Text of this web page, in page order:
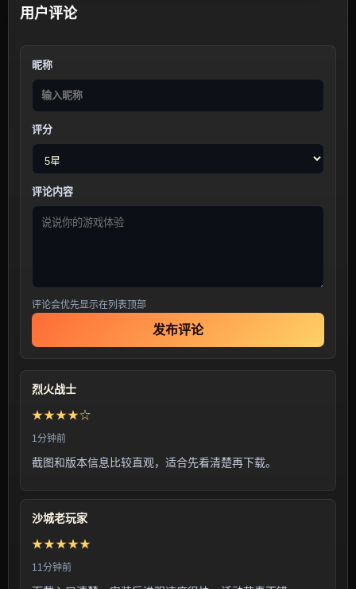
用户评论
昵称
评分
评论内容
评论会优先显示在列表顶部
发布评论
烈火战士
★★★★☆
1分钟前
截图和版本信息比较直观，适合先看清楚再下载。
沙城老玩家
★★★★★
11分钟前